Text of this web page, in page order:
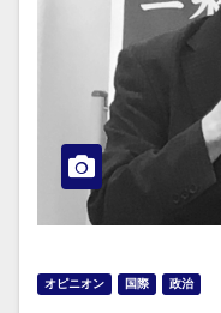
オピニオン 国際 政治